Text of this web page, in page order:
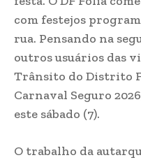
com festejos
rua. Pensando na
outros usuários das
Trânsito do Distrito
Carnaval Seguro
este sábado (7).
O trabalho da